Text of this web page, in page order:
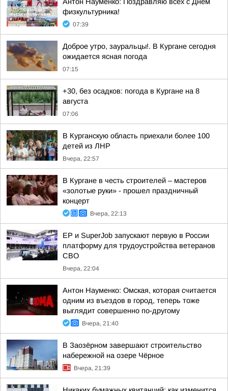
физкультурника!
07:39
Доброе утро, зауральцы!. В Кургане сегодня
ожидается ясная погода
07:15
+30, без осадков: погода в Кургане на 8
августа
07:06
В Курганскую область приехали более 100
детей из ЛНР
Вчера, 22:57
В Кургане в честь строителей – мастеров
«золотые руки» - прошел праздничный
концерт
Вчера, 22:13
ЕР и SuperJob запускают первую в России
платформу для трудоустройства ветеранов
СВО
Вчера, 22:04
Антон Науменко: Омская, которая считается
одним из въездов в город, теперь тоже
выглядит совершенно по-другому
Вчера, 21:40
В Заозёрном завершают строительство
набережной на озере Чёрное
Вчера, 21:39